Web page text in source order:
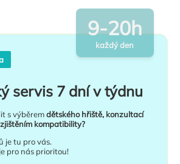
servis 7 dní v týdnu
s výběremdětského hřiště, konzultací
kompatibility?
je tu pro vás.
pro nás prioritou!
9-20h
každý den